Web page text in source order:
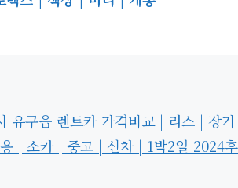
유구읍 렌트카 가격비교 | 리스 | 장기
| 소카 | 중고 | 신차 | 1박2일 2024후